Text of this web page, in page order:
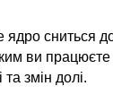
ядро сниться
ви працюєте
та змін долі.